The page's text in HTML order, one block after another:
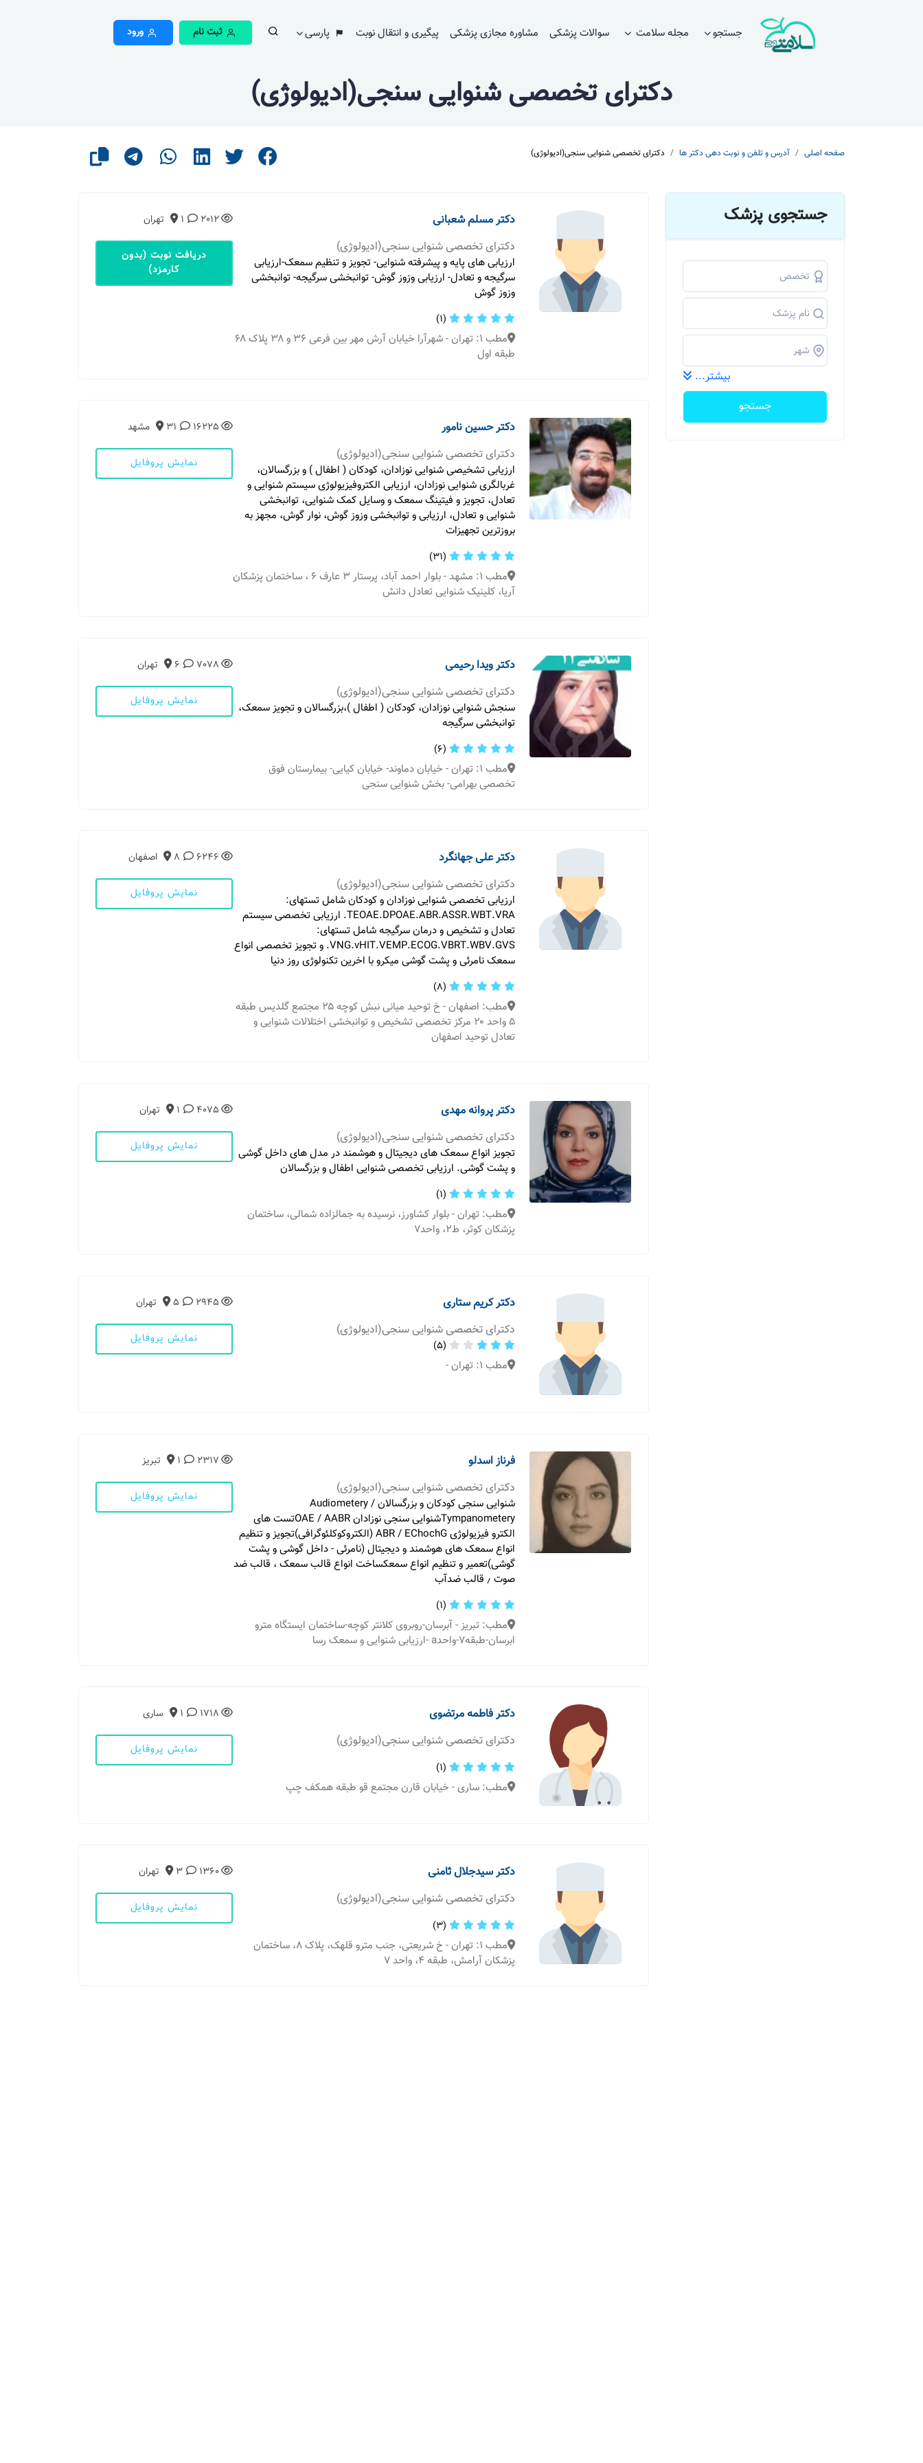
جستجو مجله سلامت سوالات پزشکی مشاوره مجازی پزشکی پیگیری و انتقال نوبت پارسی ثبت نام ورود
دکترای تخصصی شنوایی سنجی(ادیولوژی)
صفحه اصلی آدرس و تلفن و نوبت دهی دکتر ها دکترای تخصصی شنوایی سنجی(ادیولوژی)
جستجوی پزشک
بیشتر...
جستجو
دکتر مسلم شعبانی
دکترای تخصصی شنوایی سنجی(ادیولوژی)
ارزیابی های پایه و پیشرفته شنوایی- تجویز و تنظیم سمعک-ارزیابی
سرگیجه و تعادل- ارزیابی وزوز گوش- توانبخشی سرگیجه- توانبخشی
وزوز گوش
(1)
مطب 1: تهران - شهرآرا خیابان آرش مهر بین فرعی ۳۶ و ۳۸ پلاک ۶۸
طبقه اول
2012
1 تهران
دریافت نوبت (بدون
کارمزد)
دکتر حسین نامور
دکترای تخصصی شنوایی سنجی(ادیولوژی)
ارزیابی تشخیصی شنوایی نوزادان، کودکان ( اطفال ) و بزرگسالان،
غربالگری شنوایی نوزادان، ارزیابی الکتروفیزیولوژی سیستم شنوایی و
تعادل، تجویز و فیتینگ سمعک و وسایل کمک شنوایی، توانبخشی
شنوایی و تعادل، ارزیابی و توانبخشی وزوز گوش، نوار گوش، مجهز به
بروزترین تجهیزات
(31)
مطب 1: مشهد - بلوار احمد آباد، پرستار 3 عارف 6 ، ساختمان پزشکان
آریا، کلینیک شنوایی تعادل دانش
16225
31 مشهد
نمایش پروفایل
دکتر ویدا رحیمی
دکترای تخصصی شنوایی سنجی(ادیولوژی)
سنجش شنوایی نوزادان، کودکان ( اطفال )،بزرگسالان و تجویز سمعک،
توانبخشی سرگیجه
(6)
مطب 1: تهران - خیابان دماوند- خیابان کیایی- بیمارستان فوق
تخصصی بهرامی- بخش شنوایی سنجی
7078
6 تهران
نمایش پروفایل
دکتر علی جهانگرد
دکترای تخصصی شنوایی سنجی(ادیولوژی)
ارزیابی تخصصی شنوایی نوزادان و کودکان شامل تستهای:
TEOAE.DPOAE.ABR.ASSR.WBT.VRA. ارزیابی تخصصی سیستم
تعادل و تشخیص و درمان سرگیجه شامل تستهای:
VNG.vHIT.VEMP.ECOG.VBRT.WBV.GVS. و تجویز تخصصی انواع
سمعک نامرئی و پشت گوشی میکرو با اخرین تکنولوژی روز دنیا
(8)
مطب: اصفهان - خ توحيد میانی نبش کوچه ۲۵ مجتمع گلدیس طبقه
۵ واحد ۲۰ مرکز تخصصی تشخیص و توانبخشی اختلالات شنوایی و
تعادل توحید اصفهان
6246
8 اصفهان
نمایش پروفایل
دکتر پروانه مهدی
دکترای تخصصی شنوایی سنجی(ادیولوژی)
تجویز انواع سمعک های دیجیتال و هوشمند در مدل های داخل گوشی
و پشت گوشی. ارزیابی تخصصی شنوایی اطفال و بزرگسالان
(1)
مطب: تهران - بلوار کشاورز، نرسیده به جمالزاده شمالی، ساختمان
پزشکان کوثر، ط۲، واحد۷
4075
1 تهران
نمایش پروفایل
دکتر کریم ستاری
دکترای تخصصی شنوایی سنجی(ادیولوژی)
(5)
مطب 1: تهران -
2945
5 تهران
نمایش پروفایل
فرناز اسدلو
دکترای تخصصی شنوایی سنجی(ادیولوژی)
شنوایی سنجی کودکان و بزرگسالان Audiometery /
Tympanometeryشنوایی سنجی نوزادان OAE / AABRتست های
الکترو فیزیولوژی ABR / EChochG (الکتروکوکلئوگرافی)تجویز و تنظیم
انواع سمعک های هوشمند و دیجیتال (نامرئی - داخل گوشی و پشت
گوشی)تعمیر و تنظیم انواع سمعکساخت انواع قالب سمعک ، قالب ضد
صوت ٫ قالب ضدآب
(1)
مطب: تبریز - آبرسان-روبروی کلانتر کوچه-ساختمان ایستگاه مترو
ابرسان-طبقه7-واحدa -ارزیابی شنوایی و سمعک رسا
2317
1 تبریز
نمایش پروفایل
دکتر فاطمه مرتضوی
دکترای تخصصی شنوایی سنجی(ادیولوژی)
(1)
مطب: ساری - خیابان قارن مجتمع قو طبقه همکف چپ
1718
1 ساری
نمایش پروفایل
دکتر سیدجلال ثامنی
دکترای تخصصی شنوایی سنجی(ادیولوژی)
(3)
مطب 1: تهران - خ شریعتی، جنب مترو قلهک، پلاک ۸، ساختمان
پزشکان آرامش، طبقه ۴، واحد ۷
1360
3 تهران
نمایش پروفایل